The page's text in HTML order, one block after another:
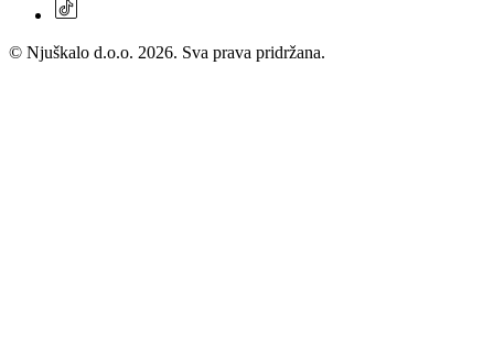
© Njuškalo d.o.o. 2026. Sva prava pridržana.